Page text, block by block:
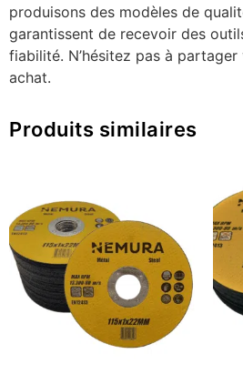
produisons des modèles de
garantissent de recevoir des
fiabilité. N’hésitez pas à
achat.
Produits similaires